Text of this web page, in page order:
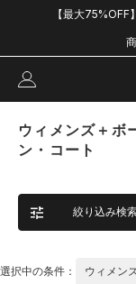
【最大
ウィメンズ＋ボ
ン・コート
絞り込み検
選択中の条件： ウィメン